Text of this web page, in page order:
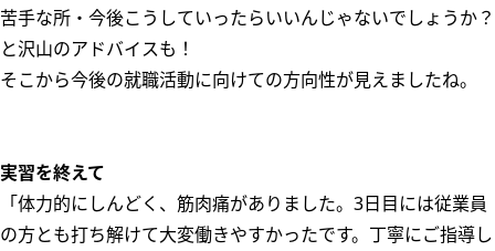
苦手な所・今後こうしていったらいいんじゃないでしょうか？
と沢山のアドバイスも！
そこから今後の就職活動に向けての方向性が見えましたね。
実習を終えて
「体力的にしんどく、筋肉痛がありました。3日目には従業員
の方とも打ち解けて大変働きやすかったです。丁寧にご指導し